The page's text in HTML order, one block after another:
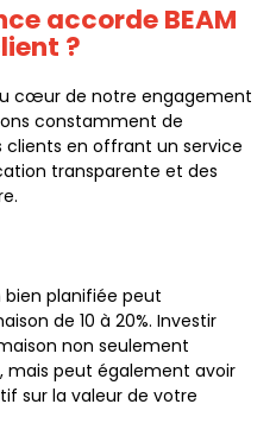
accorde BEAM
?
cœur de notre engagement
constamment de
clients en offrant un service
transparente et des
bien planifiée peut
de 10 à 20%. Investir
non seulement
mais peut également avoir
sur la valeur de votre